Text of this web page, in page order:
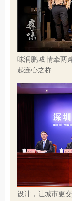
味润鹏城 情牵两
起连心之桥
设计，让城市更